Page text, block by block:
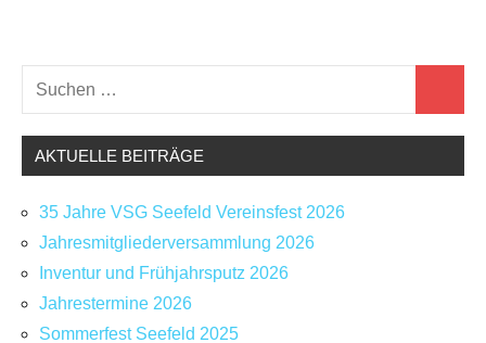
Schlagwörter:
Sport
VSG
Seefeld
Neues
Suchen
nach:
AKTUELLE BEITRÄGE
35 Jahre VSG Seefeld Vereinsfest 2026
Jahresmitgliederversammlung 2026
Inventur und Frühjahrsputz 2026
Jahrestermine 2026
Sommerfest Seefeld 2025